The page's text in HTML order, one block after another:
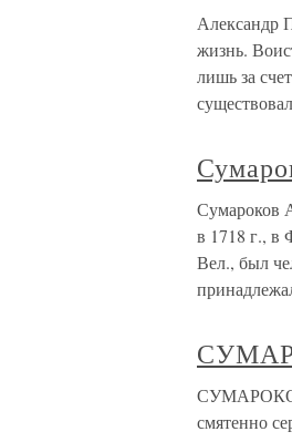
Александр
жизнь.
лишь за
Сумароков
в 1718 г., в
Вел., был
смятенно